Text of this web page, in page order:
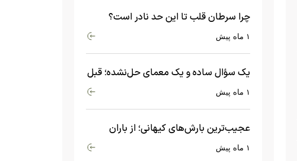
چرا سرطان قلب تا این حد نادر است؟
ماجرای معامله عجیبی که در بدن اتفاق۱ ماه پیش
یک سؤال ساده و یک معمای حل‌نشده؛ قبل
از بیگ‌بنگ و آغاز جهان چه چیزی وجود۱ ماه پیش
عجیب‌ترین بارش‌های کیهانی؛ از باران
جواهرات گران‌قیمت تا بارش آهن و شیشه۱ ماه پیش